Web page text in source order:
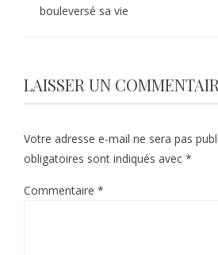
bouleversé sa vie
LAISSER UN
Votre adresse e-mail ne sera pas
obligatoires sont indiqués avec *
Commentaire *